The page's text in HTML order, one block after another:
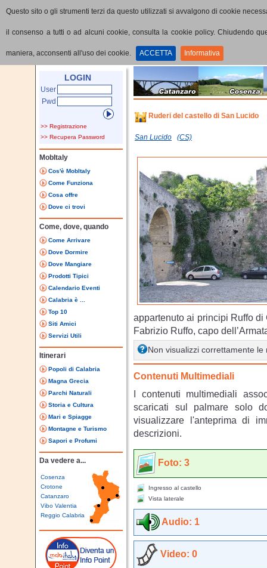
Questo sito o gli strumenti terzi da questo utilizzati si avvalgono di cookie
il consenso a tutti o ad alcuni cookie, consulta la cookie policy. Chiudendo
maniera, acconsenti all'uso dei cookie. ACCETTA Informativa
Dettaglio PoI
LOGIN
User
Pwd
>> Registrazione
>> Recupera Password
MobItaly
Cos'è MobItaly
Come Funziona
Cosa offre
Dove ci trovi
Come, dove, quando
Come Arrivare
Dove Dormire
Dove Mangiare
Prodotti Tipici
Calendario Eventi
Calabria è ...
Top 10
Siti Amici
Servizi Utili
Itinerari
Popoli di Calabria
Magna Grecia
Parchi Naturali
Storia e Cultura
Mari e Spiagge
Montagne e Turismo
Sapori e Profumi
Da vedere a...
Cosenza
Crotone
Catanzaro
Vibo Valentia
Reggio Calabria
Ruderi del castello di San Lucido
San Lucido (CS)
appartenuto ai principi Ruffo
Fabrizio Ruffo, capo
Non visualizzi correttamente
Contenuti Multimediali
I contenuti multimediali
scaricati sul palmare solo
visualizzare l'anteprima di
descrizioni.
Foto: 3
Ingresso al castello
Vista laterale
Audio: 1
Video: 0